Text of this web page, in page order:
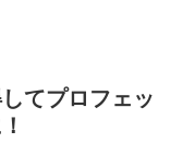
てプロフェッ